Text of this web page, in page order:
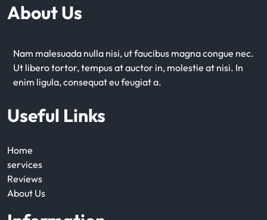
About Us
Nam malesuada nulla nisi, ut faucibus magna congue nec.
Ut libero tortor, tempus at auctor in, molestie at nisi. In
enim ligula, consequat eu feugiat a.
Useful Links
Home
services
Reviews
About Us